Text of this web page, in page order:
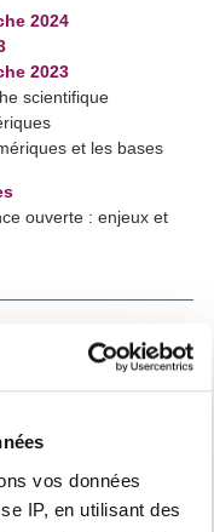
vos données
IP, en utilisant des
2024
2023
scientifique
et les bases
ouverte : enjeux et
du 21 mars 2025 a
et la
chercheurs dans les
du